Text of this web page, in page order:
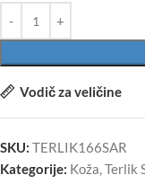
Vodič za veličine
SKU: TERLIK166SAR
Kategorije: Koža,Terlik